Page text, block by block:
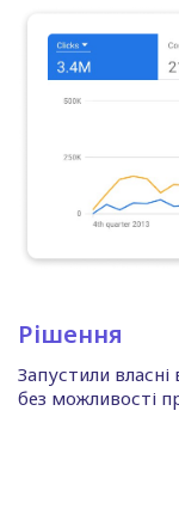
Рішення
Запустили власні
без можливості